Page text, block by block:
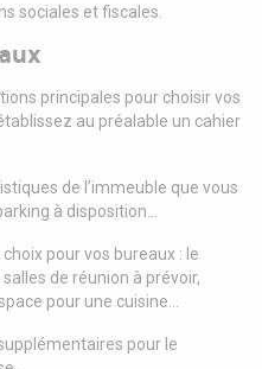
sociales et fiscales.
principales pour choisir vos
au préalable un cahier
de l’immeuble que vous
à disposition…
pour vos bureaux : le
de réunion à prévoir,
pour une cuisine…
pour le